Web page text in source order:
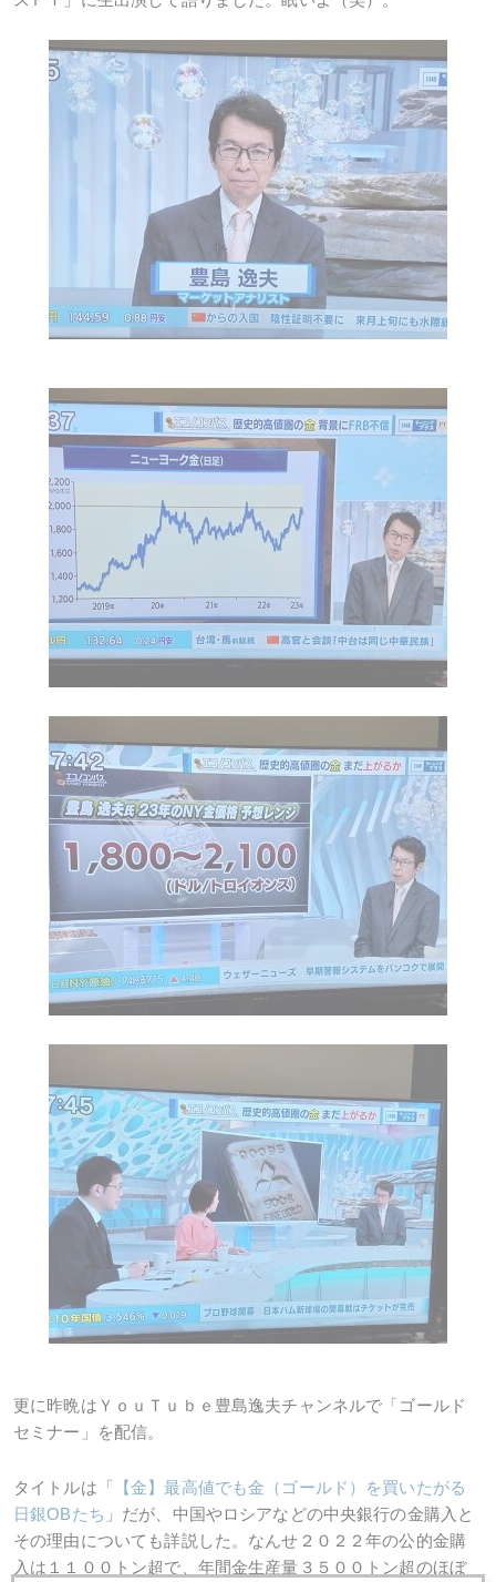
更に昨晩はＹｏｕＴｕｂｅ豊島逸夫チャンネルで「ゴールド
セミナー」を配信。
タイトルは「 【金】最高値でも金（ゴールド）を買いたがる
日銀OBたち 」だが、中国やロシアなどの中央銀行の金購入と
その理由についても詳説した。なんせ２０２２年の公的金購
入は１１００トン超で、年間金生産量３５００トン超のほぼ